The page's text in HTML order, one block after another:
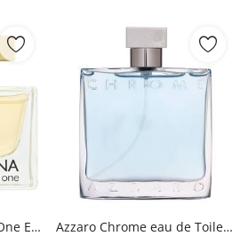
Dolce & Gabbana The One Eau de Parfum femei 75 ml Dolce & Gabbana
Azzaro Chrome eau de Toilette pentru barbati 100 ml Azzaro